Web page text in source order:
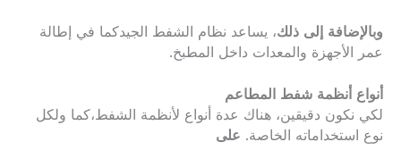
وبالإضافة إلى ذلك، يساعد نظام الشفط الجيدكما في إطالة
عمر الأجهزة والمعدات داخل المطبخ.
أنواع أنظمة شفط المطاعم
لكي نكون دقيقين، هناك عدة أنواع لأنظمة الشفط،كما ولكل
نوع استخداماته الخاصة. على